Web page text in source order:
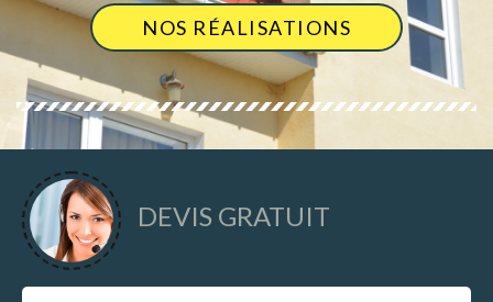
NOS RÉALISATIONS
DEVIS GRATUIT